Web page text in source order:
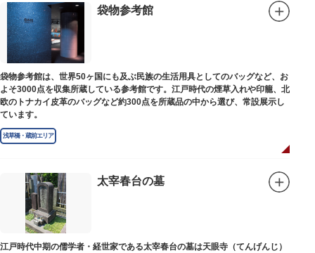
袋物参考館
袋物参考館は、世界50ヶ国にも及ぶ民族の生活用具としてのバッグなど、お
よそ3000点を収集所蔵している参考館です。江戸時代の煙草入れや印籠、北
欧のトナカイ皮革のバッグなど約300点を所蔵品の中から選び、常設展示し
ています。
浅草橋・蔵前エリア
太宰春台の墓
江戸時代中期の儒学者・経世家である太宰春台の墓は天眼寺（てんげんじ）